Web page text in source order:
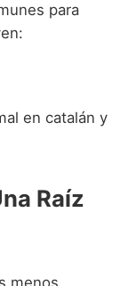
para
en catalán y
Raíz